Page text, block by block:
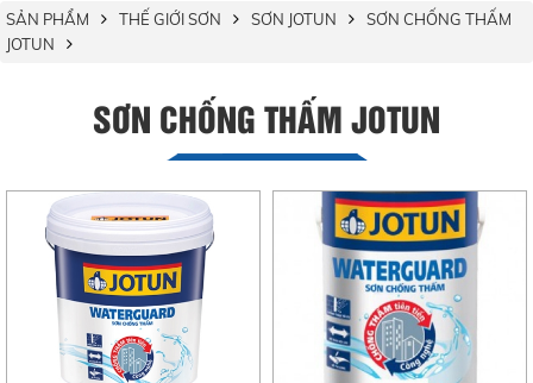
SẢN PHẨM THẾ GIỚI SƠN SƠN JOTUN
SƠN CHỐNG THẤM
JOTUN
SƠN CHỐNG THẤM JOTUN